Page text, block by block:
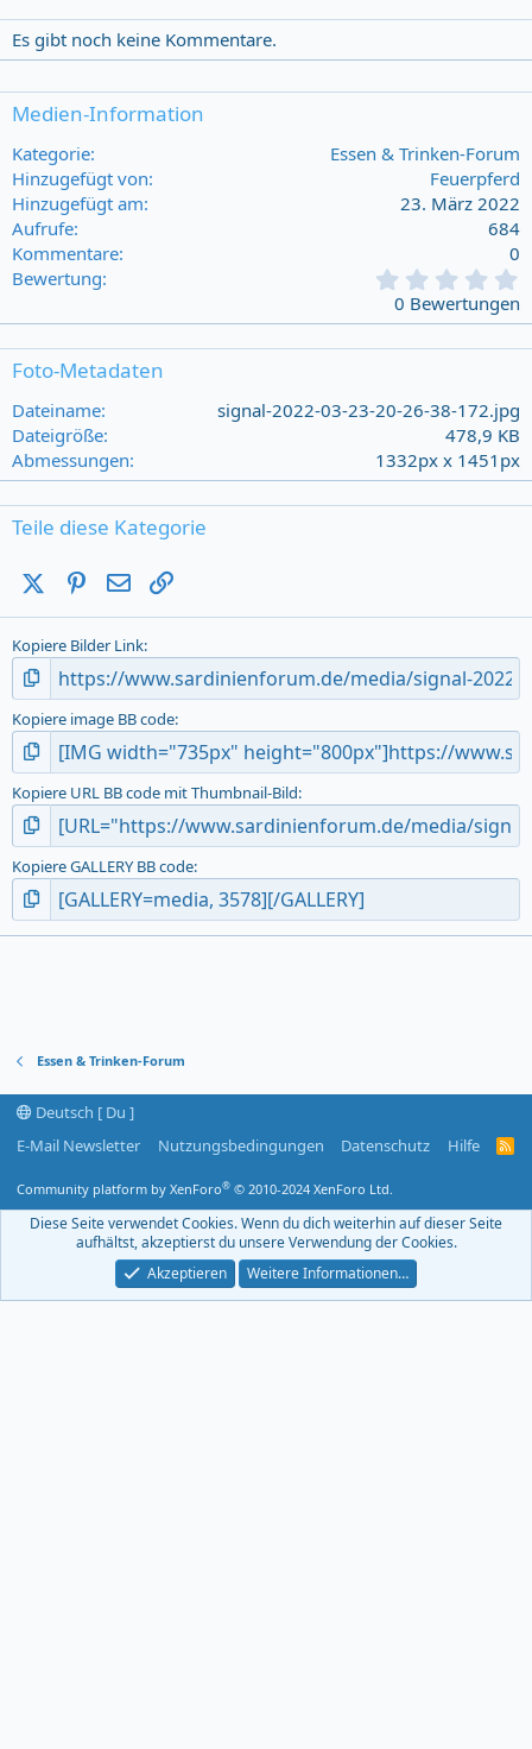
Es gibt noch keine Kommentare.
Medien-Information
Kategorie
Essen & Trinken-Forum
Hinzugefügt von
Feuerpferd
Hinzugefügt am
23. März 2022
Aufrufe
684
Kommentare
0
Bewertung
0
0
s
0 Bewertungen
Foto-Metadaten
Dateiname
signal-2022-03-23-20-26-38-172.jpg
Dateigröße
478,9 KB
Abmessungen
1332px x 1451px
Teile diese Kategorie
X (Twitter)Pinterest
E-Mail
Kopiere Bilder Link
Kopiere image BB code
Kopiere URL BB code mit Thumbnail-Bild
Kopiere GALLERY BB code
Essen & Trinken-Forum
Deutsch [ Du ]
E-Mail Newsletter
Nutzungsbedingungen Datenschutz Hilfe
R
F
Community platform by XenForo® © 2010-2024 XenForo Ltd.
Diese Seite verwendet Cookies. Wenn du dich weiterhin auf dieser Seite
aufhältst, akzeptierst du unsere Verwendung der Cookies.
Akzeptieren
Weitere Informationen…